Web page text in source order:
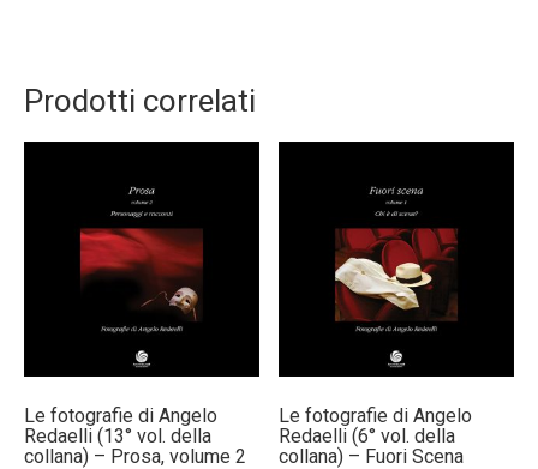
Prodotti correlati
Le fotografie di Angelo
Redaelli (13° vol. della
collana) – Prosa, volume 2
Le fotografie di Angelo
Redaelli (6° vol. della
collana) – Fuori Scena